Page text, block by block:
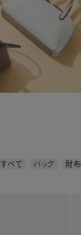
すべて バッグ 財